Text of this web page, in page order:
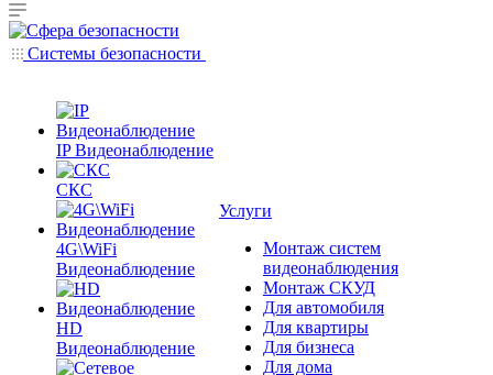
Системы безопасности
IP Видеонаблюдение
СКС
4G\WiFi
Видеонаблюдение
HD
Видеонаблюдение
Услуги
Монтаж систем
видеонаблюдения
Монтаж СКУД
Для автомобиля
Для квартиры
Для бизнеса
Для дома